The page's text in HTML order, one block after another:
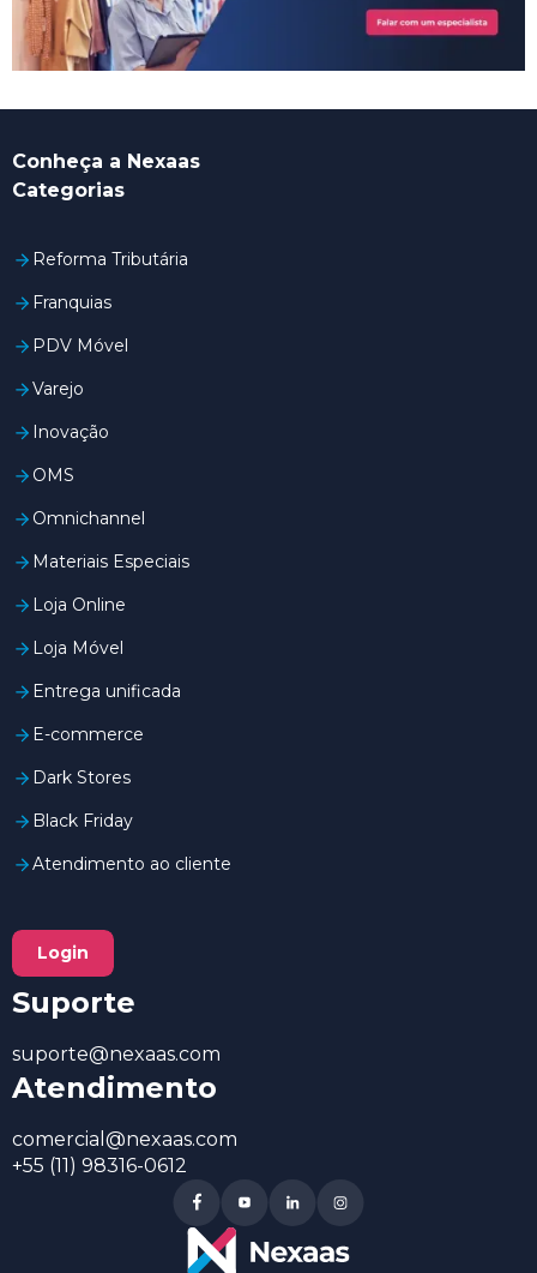
Conheça a Nexaas
Categorias
Reforma Tributária
Franquias
PDV Móvel
Varejo
Inovação
OMS
Omnichannel
Materiais Especiais
Loja Online
Loja Móvel
Entrega unificada
E-commerce
Dark Stores
Black Friday
Atendimento ao cliente
Login
Suporte
suporte@nexaas.com
Atendimento
comercial@nexaas.com
+55 (11) 98316-0612